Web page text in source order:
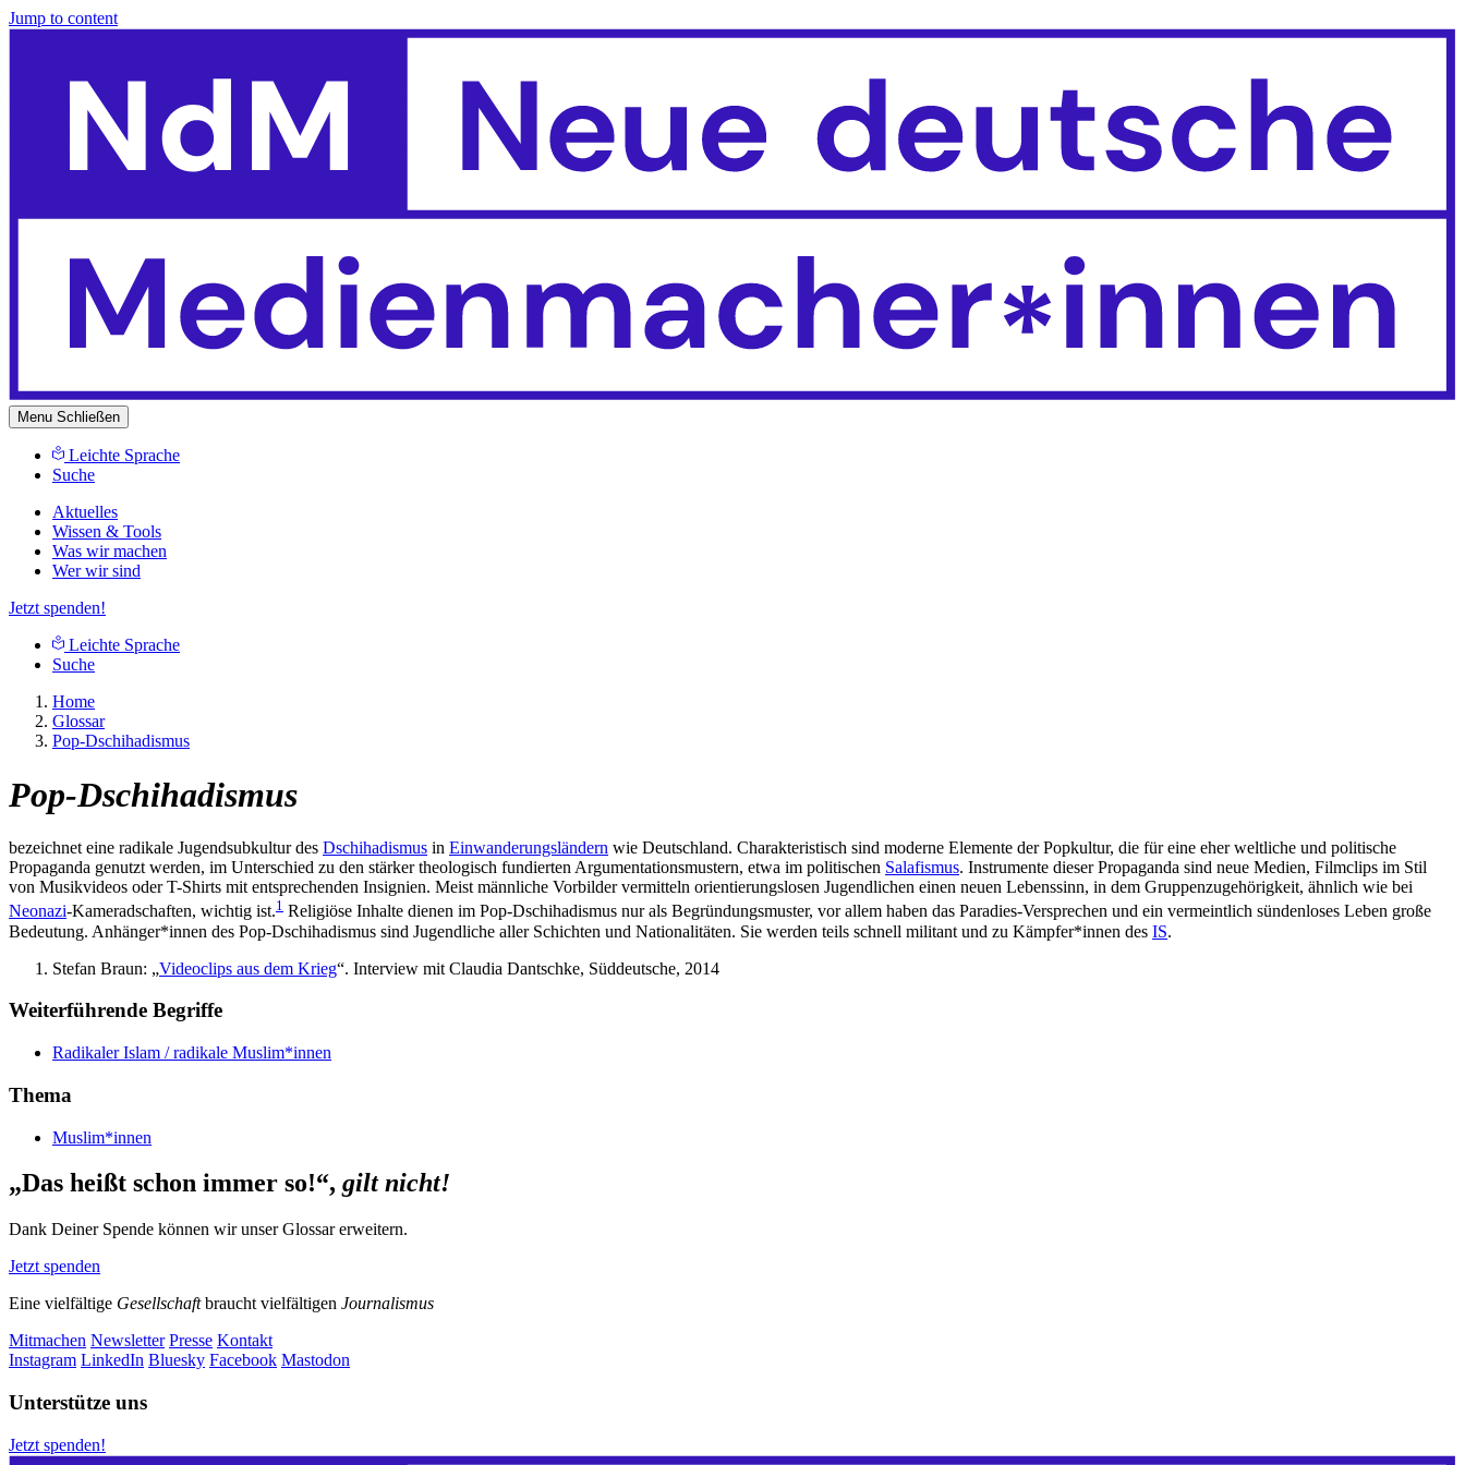
Jump to content
Menu Schließen
Leichte Sprache
Suche
Aktuelles
Wissen & Tools
Was wir machen
Wer wir sind
Jetzt spenden!
Leichte Sprache
Suche
Home
Glossar
Pop-Dschihadismus
Pop-Dschihadismus
bezeichnet eine radikale Jugendsubkultur des Dschihadismus in Einwanderungsländern wie Deutschland. Charakteristisch sind moderne Elemente der Popkultur, die für eine eher weltliche und politische
Propaganda genutzt werden, im Unterschied zu den stärker theologisch fundierten Argumentationsmustern, etwa im politischen Salafismus. Instrumente dieser Propaganda sind neue Medien, Filmclips im Stil
von Musikvideos oder T-Shirts mit entsprechenden Insignien. Meist männliche Vorbilder vermitteln orientierungslosen Jugendlichen einen neuen Lebenssinn, in dem Gruppenzugehörigkeit, ähnlich wie bei
Neonazi-Kameradschaften, wichtig ist.1 Religiöse Inhalte dienen im Pop-Dschihadismus nur als Begründungsmuster, vor allem haben das Paradies-Versprechen und ein vermeintlich sündenloses Leben große
Bedeutung. Anhänger*innen des Pop-Dschihadismus sind Jugendliche aller Schichten und Nationalitäten. Sie werden teils schnell militant und zu Kämpfer*innen des IS.
Stefan Braun: „Videoclips aus dem Krieg“. Interview mit Claudia Dantschke, Süddeutsche, 2014
Weiterführende Begriffe
Radikaler Islam / radikale Muslim*innen
Thema
Muslim*innen
„Das heißt schon immer so!“, gilt nicht!
Dank Deiner Spende können wir unser Glossar erweitern.
Jetzt spenden
Eine vielfältige Gesellschaftbraucht vielfältigen Journalismus
Mitmachen Newsletter Presse Kontakt
Instagram LinkedIn Bluesky Facebook Mastodon
Unterstütze uns
Jetzt spenden!